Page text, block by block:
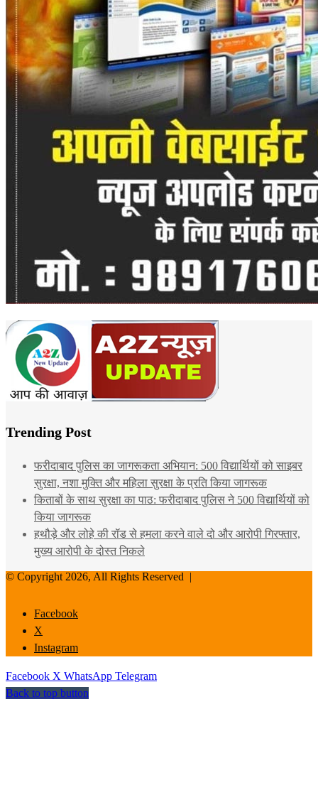
Trending Post
फरीदाबाद पुलिस का जागरूकता अभियान: 500 विद्यार्थियों को साइबर
सुरक्षा, नशा मुक्ति और महिला सुरक्षा के प्रति किया जागरूक
किताबों के साथ सुरक्षा का पाठ: फरीदाबाद पुलिस ने 500 विद्यार्थियों को
किया जागरूक
हथौड़े और लोहे की रॉड से हमला करने वाले दो और आरोपी गिरफ्तार,
मुख्य आरोपी के दोस्त निकले
© Copyright 2026, All Rights Reserved |
Facebook
X
Instagram
Facebook X WhatsApp Telegram
Back to top button